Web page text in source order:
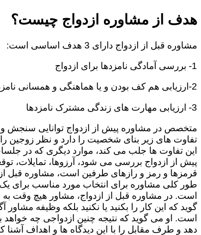
هدف از مشاوره ازدواج چیست؟
مشاوره قبل از ازدواج دارای 3 هدف اساسی است:
1- بررسی آمادگی نامزدها برای ازدواج
2-ارزیابی هم کف بودن و یا هماهنگی و همسانی نامزدها
3- ارزیابی مهارت های زندگی مشترک نامزدها
متخصص در مشاوره پیش از ازدواج توانایی سنجش
تفاوت های زیر بنای شخصیت را دارد و نظر زوجین
این تفاوت ها جلب می کند، موارد دیگری که در
پیش از ازدواج بررسی می شود، آرزوها، تمایلات،
قرمزها و رمز و رازهای طرفین است، مشاوره قبل از
طور کلی مشاوره برای انتخاب مورد مناسب برای
است. در مشاوره قبل از ازدواج، مشاور هیچ وقت
گوید که این کار را بکنید یا نکنید بلکه وظیفه مشاور
است. او می گوید که نتیجه چنین ازدواجی چه خواهد
دهد و طرف مقابل را با این دیدگاه ها و اهداف آشنا